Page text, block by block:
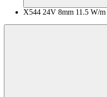
X544 24V 8mm 11.5 W/m